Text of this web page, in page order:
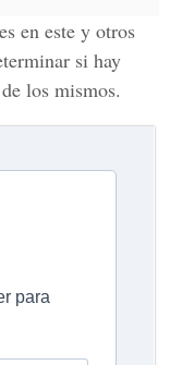
en este y otros
si hay
los mismos.